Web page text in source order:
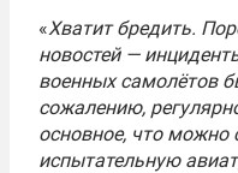
«Хватит бредить.
новостей —
военных самолётов
сожалению,
основное, что можно
испытательную